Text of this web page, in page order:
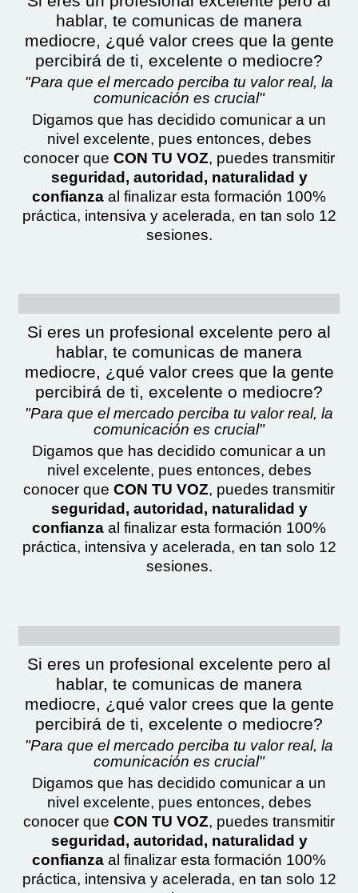
hablar, te comunicas de manera
mediocre, ¿qué valor crees que la gente
percibirá de ti, excelente o mediocre?
"Para que el mercado perciba tu valor real, la
comunicación es crucial"
Digamos que has decidido comunicar a un
nivel excelente, pues entonces, debes
conocer que CON TU VOZ, puedes transmitir
seguridad, autoridad, naturalidad y
confianza al finalizar esta formación 100%
práctica, intensiva y acelerada, en tan solo 12
sesiones.
Si eres un profesional excelente pero al
hablar, te comunicas de manera
mediocre, ¿qué valor crees que la gente
percibirá de ti, excelente o mediocre?
"Para que el mercado perciba tu valor real, la
comunicación es crucial"
Digamos que has decidido comunicar a un
nivel excelente, pues entonces, debes
conocer que CON TU VOZ, puedes transmitir
seguridad, autoridad, naturalidad y
confianza al finalizar esta formación 100%
práctica, intensiva y acelerada, en tan solo 12
sesiones.
Si eres un profesional excelente pero al
hablar, te comunicas de manera
mediocre, ¿qué valor crees que la gente
percibirá de ti, excelente o mediocre?
"Para que el mercado perciba tu valor real, la
comunicación es crucial"
Digamos que has decidido comunicar a un
nivel excelente, pues entonces, debes
conocer que CON TU VOZ, puedes transmitir
seguridad, autoridad, naturalidad y
confianza al finalizar esta formación 100%
práctica, intensiva y acelerada, en tan solo 12